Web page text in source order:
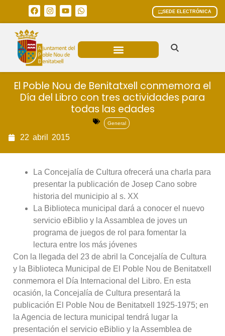
SEDE ELECTRÓNICA
El Poble Nou de Benitatxell conmemora el
Día del Libro con tres actividades para
todas las edades
General
22 abril 2015
La Concejalía de Cultura ofrecerá una charla para
presentar la publicación de Josep Cano sobre
historia del municipio al s. XX
La Biblioteca municipal dará a conocer el nuevo
servicio eBiblio y la Assamblea de joves un
programa de juegos de rol para fomentar la
lectura entre los más jóvenes
Con la llegada del 23 de abril la Concejalía de Cultura
y la Biblioteca Municipal de El Poble Nou de Benitatxell
conmemora el Día Internacional del Libro. En esta
ocasión, la Concejalía de Cultura presentará la
publicación El Poble Nou de Benitatxell 1925-1975; en
la Agencia de lectura municipal tendrá lugar la
presentación el servicio eBiblio y la Assemblea de